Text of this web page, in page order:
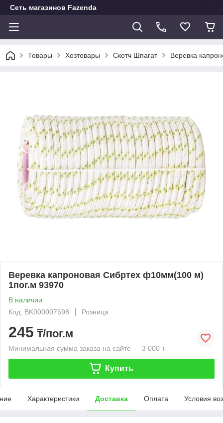
Сеть магазинов Fazenda
Товары Хозтовары Скотч Шпагат Веревка
Веревка капроновая Сибртех ф10мм(100 м)
1пог.м 93970
В наличии
Код: BK000007698
Розница
245 ₸/пог.м
Минимальная сумма заказа на сайте — 3 000 ₸
Купить
Характеристики Доставка Оплата Условия